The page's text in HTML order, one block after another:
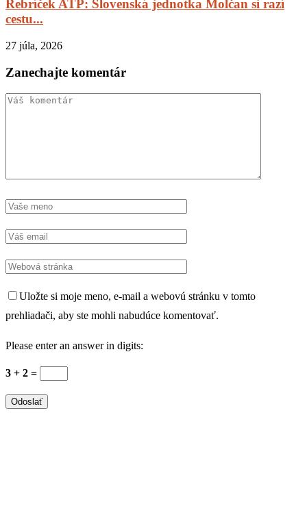
Rebríček ATP: Slovenská jednotka Molčan si razí
cestu...
27 júla, 2026
Zanechajte komentár
Uložte si moje meno, e-mail a webovú stránku v tomto
prehliadači, aby ste mohli nabudúce komentovať.
Please enter an answer in digits:
3 + 2 =